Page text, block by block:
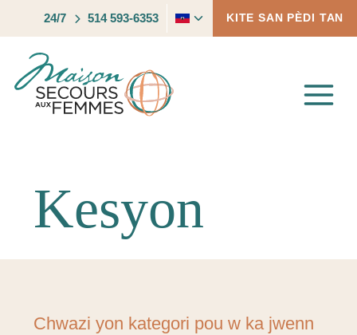
content
24/7 514 593-6353
Toggle
child
KITE SAN PÈDI TAN
Kesyon
Chwazi yon kategori pou w ka jwenn